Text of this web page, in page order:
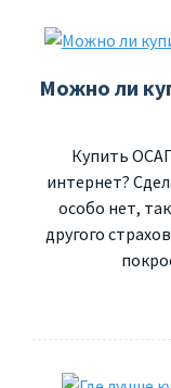
Можно ли
Купить
интернет?
особо нет,
другого